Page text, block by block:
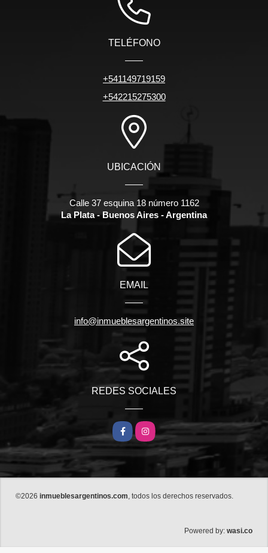
TELÉFONO
+541149719159
+542215275300
UBICACIÓN
Calle 37 esquina 18 número 1162
La Plata - Buenos Aires - Argentina
EMAIL
info@inmueblesargentinos.site
REDES SOCIALES
FacebookInstagram
©2026 inmueblesargentinos.com , todos los derechos reservados.
Powered by: wasi.co